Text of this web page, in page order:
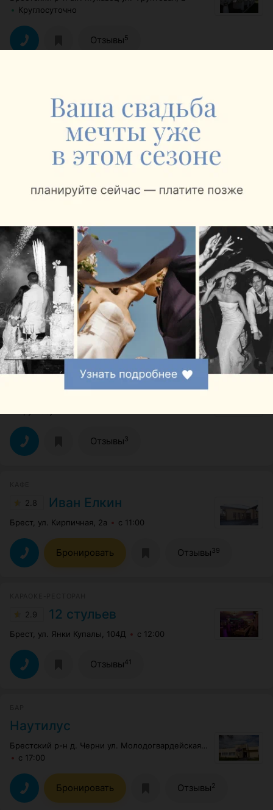
Круглосуточно
Отзывы5
Авеню
Отзывы 50
РЕСТОРАН-КАРАОКЕ
3.0 Жемчуг
Брест, ул. Богданчука, 125 с 15:00
Отзывы2
АГРОУСАДЬБА
Заказанка
Отзывы3
2.8 Иван Елкин
Брест, ул. Кирпичная, 2a с 11:00
Бронировать Отзывы39
2.9 12 стульев
Брест, ул. Янки Купалы, 104Д с 12:00
Отзывы41
Наутилус
Брестский р-н д. Черни ул. Молодогвардейская, 5
с 17:00
Бронировать Отзывы2